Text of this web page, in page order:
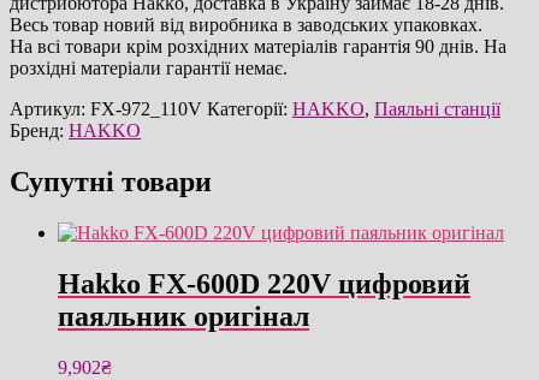
Весь товар новий від виробника в заводських упаковках.
На всі товари крім розхідних матеріалів гарантія 90 днів. На
розхідні матеріали гарантії немає.
Артикул: FX-972_110V Категорії: HAKKO, Паяльні станції
Бренд: HAKKO
Супутні товари
Hakko FX-600D 220V цифровий
паяльник оригінал
9,902₴